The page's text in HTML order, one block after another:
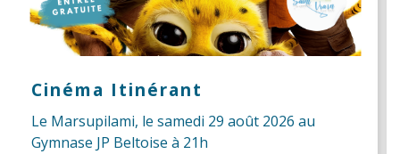
Cinéma Itinérant
Le Marsupilami, le samedi 29 août 2026 au
Gymnase JP Beltoise à 21h